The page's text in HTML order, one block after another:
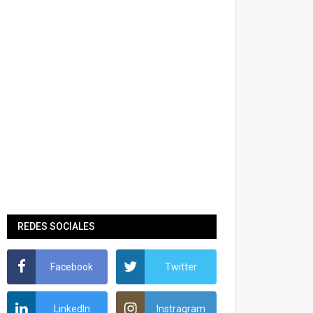
REDES SOCIALES
Facebook Twitter
LinkedIn Instragram